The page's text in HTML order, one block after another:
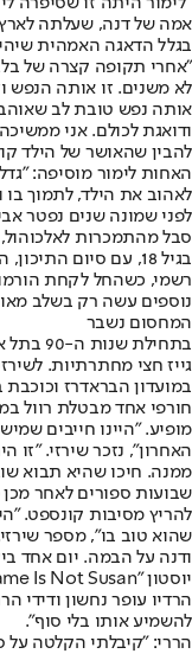
אמה של דנה, שעלתה
בגלל הדאגה האמהית
"אחרי תקופה קצרה של
אותה נפש טובת לב
ודואגת לכולם. אני
להבין שהאושר של הילד
האחות לימור מוסיפה:
לאהוב את הילד, לתמוך בו
לפני שמונה שנים נפטר
סבל מהתמכרות
בגיל 18, עם סיום
רשמי, כשהחל לקחת
נוספים עשה רק בשלב
המחסום נשבר
גייז חצי מחתרתיות.
במועדון הבראדרז
חורפי אחד מבטלת רוול
מופיע. "היינו חייבים
האחרון", נזכר שירזי.
ממנה. חיכו שהיא תבוא
שבועות ספורים לאחר מכן
להריץ מסיבות קונספט.
שהוא טוב בו", מספר
ודנה על הבמה. יום אחד
הרדיו עופר נחשון
להשמיע אותו בלי סוף".
הררי: "קיבלתי הקלטה על